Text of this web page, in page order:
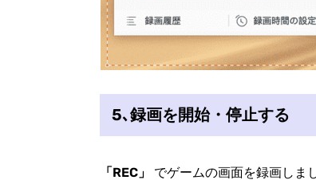
5､録画を開始・停止する
「REC」 でゲームの画面を録画しま